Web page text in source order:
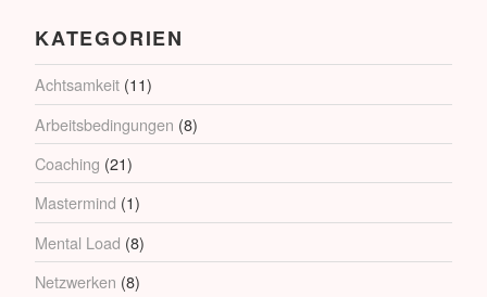
KATEGORIEN
Achtsamkeit (11)
Arbeitsbedingungen (8)
Coaching (21)
Mastermind (1)
Mental Load (8)
Netzwerken (8)